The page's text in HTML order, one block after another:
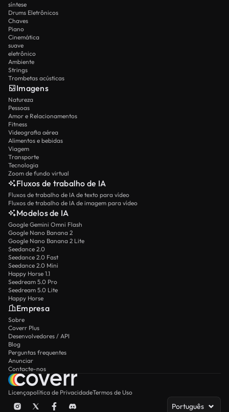
síntese
Drums Eletrônicos
Chaves
Piano
Cinemática
suave
eletrônico
Ambiente
Strings
Trombetas acústicas
Imagens
Natureza
Pessoas
Amor e Relacionamentos
Fitness
Videografia aérea
Alimentos e bebidas
Viagem
Transporte
Tecnologia
Zoom de fundo virtual
Fluxos de trabalho de IA
Fluxos de trabalho de IA de texto para vídeo
Fluxos de trabalho de IA de imagem para vídeo
Modelos de IA
Google Gemini Omni Flash
Google Nano Banana 2
Google Nano Banana 2 Lite
Seedance 2.0
Seedance 2.0 Fast
Seedance 2.0 Mini
Happy Horse 1.1
Seedream 5.0 Pro
Seedream 5.0 Lite
Happy Horse
Empresa
Sobre
Coverr Plus
Desenvolvedores / API
Blog
Perguntas frequentes
Anunciar
Contacte-nos
Licençapolítica de PrivacidadeTermos de Uso
Português